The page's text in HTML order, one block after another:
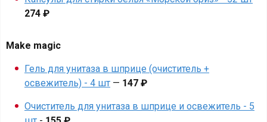
274 ₽
Make magic
Гель для унитаза в шприце (очиститель +
освежитель) - 4 шт — 147 ₽
Очиститель для унитаза в шприце и освежитель - 5